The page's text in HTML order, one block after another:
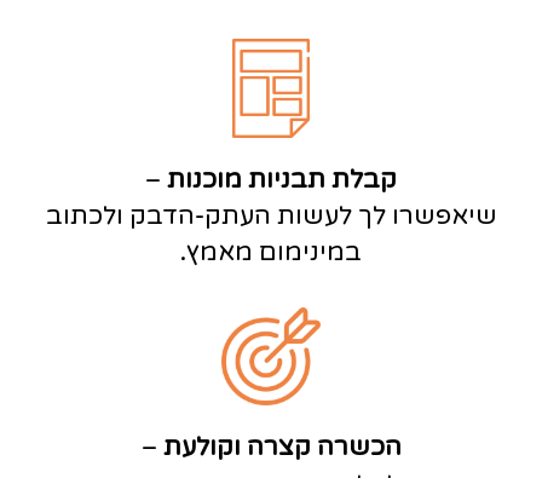
קבלת תבניות מוכנות –
שיאפשרו לך לעשות העתק-הדבק ולכתוב
במינימום מאמץ.
הכשרה קצרה וקולעת –